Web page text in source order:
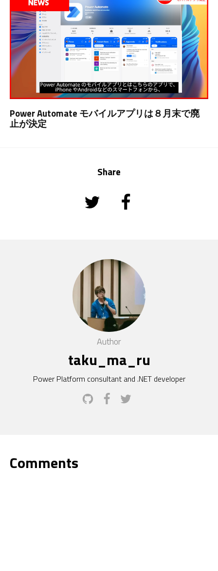
Power Automate モバイルアプリは８月末で廃
止が決定
Share
Author
taku_ma_ru
Power Platform consultant and .NET developer
Comments